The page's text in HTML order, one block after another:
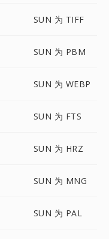
SUN 为 TIFF
SUN 为 PBM
SUN 为 WEBP
SUN 为 FTS
SUN 为 HRZ
SUN 为 MNG
SUN 为 PAL